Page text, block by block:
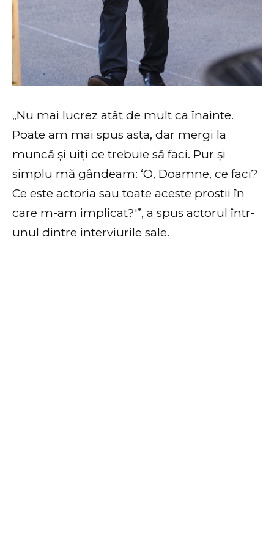
„Nu mai lucrez atât de mult ca înainte.
Poate am mai spus asta, dar mergi la
muncă și uiți ce trebuie să faci. Pur și
simplu mă gândeam: ‘O, Doamne, ce faci?
Ce este actoria sau toate aceste prostii în
care m-am implicat?'”, a spus actorul într-
unul dintre interviurile sale.